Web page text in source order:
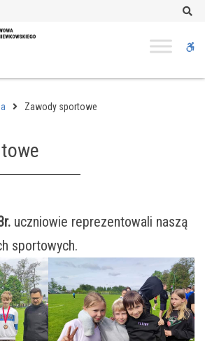
Zawody sportowe
uczniowie reprezentowali naszą
sportowych.